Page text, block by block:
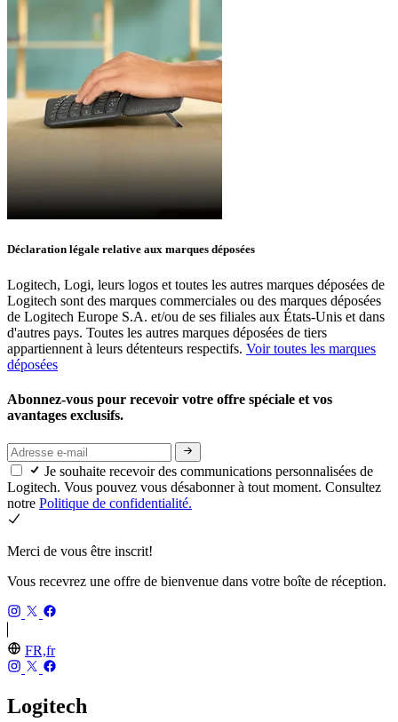
Déclaration légale relative aux marques déposées
Logitech, Logi, leurs logos et toutes les autres marques déposées de
Logitech sont des marques commerciales ou des marques déposées
de Logitech Europe S.A. et/ou de ses filiales aux États-Unis et dans
d'autres pays. Toutes les autres marques déposées de tiers
appartiennent à leurs détenteurs respectifs. Voir toutes les marques
déposées
Abonnez-vous pour recevoir votre offre spéciale et vos
avantages exclusifs.
Je souhaite recevoir des communications personnalisées de
Logitech. Vous pouvez vous désabonner à tout moment. Consultez
notre Politique de confidentialité.
Merci de vous être inscrit!
Vous recevrez une offre de bienvenue dans votre boîte de réception.
FR,fr
Logitech